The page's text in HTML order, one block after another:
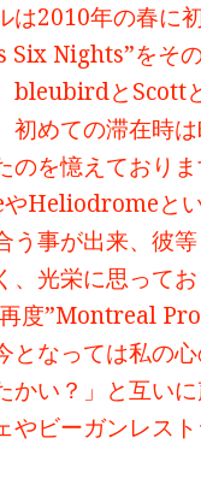
は2010年の春に
Six Nights”をそ
bleubirdとScott
初めての滞在時
のを憶えており
Heliodromeと
う事が出来、彼
、光栄に思ってお
度”Montreal
となっては私の
かい？」と互い
やビーガンレス